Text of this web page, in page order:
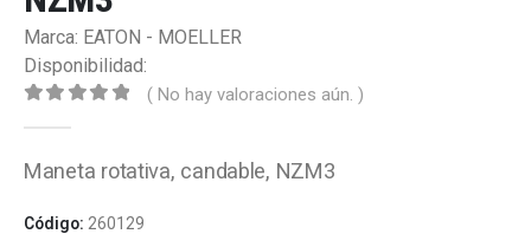
Marca: EATON - MOELLER
Disponibilidad:
( No hay valoraciones aún. )
Maneta rotativa, candable, NZM3
Código: 260129